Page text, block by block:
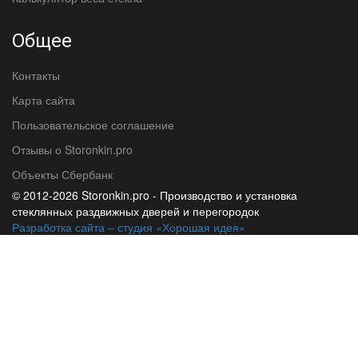
Общее
Контакты
Карта сайта
Пользовательское соглашение
Отзывы о Storonkin.pro
Объекты Сбербанк
© 2012-2026 Storonkin.pro - Производство и установка
стеклянных раздвижных дверей и перегородок
Разработка сайта – студия «Хорошая идея»